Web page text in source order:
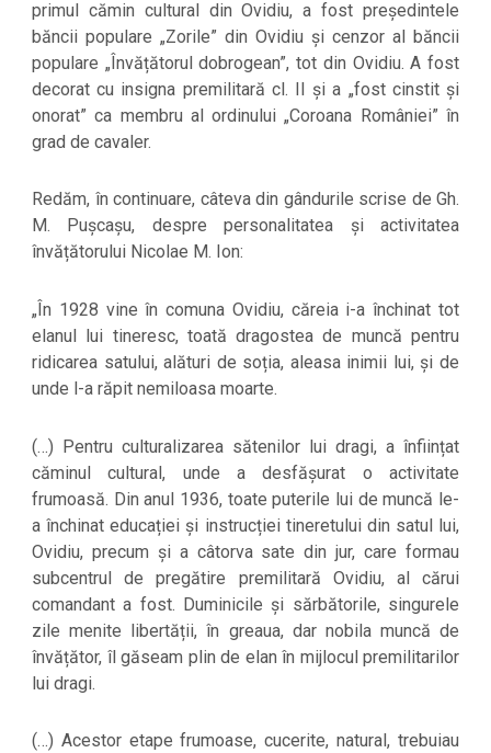
primul cămin cultural din Ovidiu, a fost președintele
băncii populare „Zorile” din Ovidiu și cenzor al băncii
populare „Învățătorul dobrogean”, tot din Ovidiu. A fost
decorat cu insigna premilitară cl. II și a „fost cinstit și
onorat” ca membru al ordinului „Coroana României” în
grad de cavaler.
Redăm, în continuare, câteva din gândurile scrise de Gh.
M. Pușcașu, despre personalitatea și activitatea
învățătorului Nicolae M. Ion:
„În 1928 vine în comuna Ovidiu, căreia i-a închinat tot
elanul lui tineresc, toată dragostea de muncă pentru
ridicarea satului, alături de soția, aleasa inimii lui, și de
unde l-a răpit nemiloasa moarte.
(…) Pentru culturalizarea sătenilor lui dragi, a înființat
căminul cultural, unde a desfășurat o activitate
frumoasă. Din anul 1936, toate puterile lui de muncă le-
a închinat educației și instrucției tineretului din satul lui,
Ovidiu, precum și a câtorva sate din jur, care formau
subcentrul de pregătire premilitară Ovidiu, al cărui
comandant a fost. Duminicile și sărbătorile, singurele
zile menite libertății, în greaua, dar nobila muncă de
învățător, îl găseam plin de elan în mijlocul premilitarilor
lui dragi.
(…) Acestor etape frumoase, cucerite, natural, trebuiau